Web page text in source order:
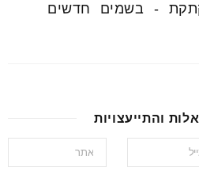
- בשמים חדשים
והתייעצויות